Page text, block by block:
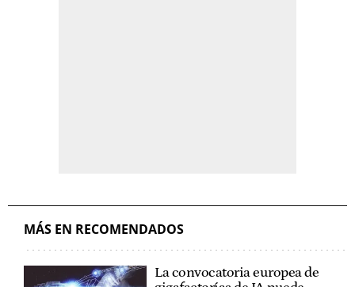
MÁS EN RECOMENDADOS
La convocatoria europea de